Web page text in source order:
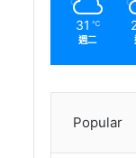
31 ℃
週二
Popular